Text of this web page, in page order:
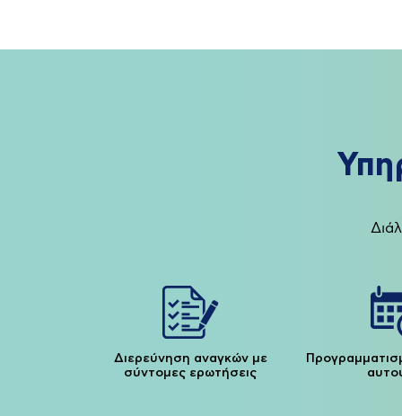
Διερεύνηση αναγκών με
σύντομες ερωτήσεις